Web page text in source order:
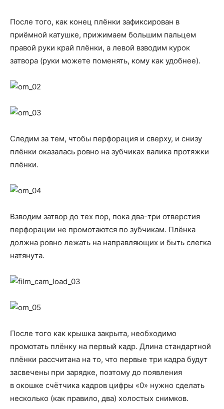
После того, как конец плёнки зафиксирован в
приёмной катушке, прижимаем большим пальцем
правой руки край плёнки, а левой взводим курок
затвора (руки можете поменять, кому как удобнее).
Следим за тем, чтобы перфорация и сверху, и снизу
плёнки оказалась ровно на зубчиках валика протяжки
плёнки.
Взводим затвор до тех пор, пока два-три отверстия
перфорации не промотаются по зубчикам. Плёнка
должна ровно лежать на направляющих и быть слегка
натянута.
После того как крышка закрыта, необходимо
промотать плёнку на первый кадр. Длина стандартной
плёнки рассчитана на то, что первые три кадра будут
засвечены при зарядке, поэтому до появления
в окошке счётчика кадров цифры «0» нужно сделать
несколько (как правило, два) холостых снимков.